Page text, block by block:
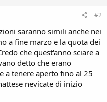
#2
saranno simili anche nei
a fine marzo e la quota dei
che quest'anno sciare a
detto che erano
a tenere aperto fino al 25
nevicate di inizio